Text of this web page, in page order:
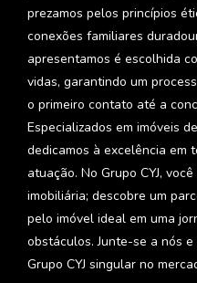
prezamos pelos princípios
conexões familiares
apresentamos é escolhida
vidas, garantindo um
o primeiro contato até a
Especializados em imóveis
dedicamos à excelência em
atuação. No Grupo CYJ,
imobiliária; descobre um
pelo imóvel ideal em uma
obstáculos. Junte-se a nós
Grupo CYJ singular no